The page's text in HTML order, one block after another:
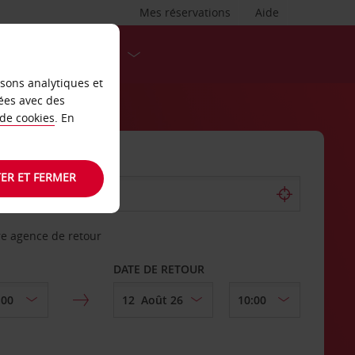
Aide
Mes réservations
agence de retour
DATE DE RETOUR
analytiques et
avec des
cookies. En
ET FERMER